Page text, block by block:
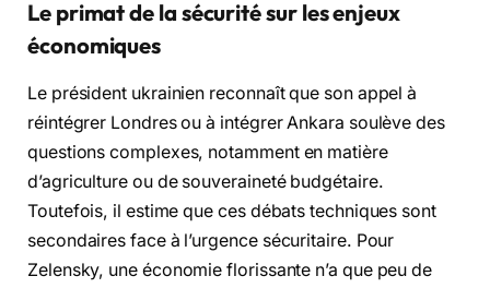
Le primat de la sécurité sur les enjeux
économiques
Le président ukrainien reconnaît que son appel à
réintégrer Londres ou à intégrer Ankara soulève des
questions complexes, notamment en matière
d’agriculture ou de souveraineté budgétaire.
Toutefois, il estime que ces débats techniques sont
secondaires face à l’urgence sécuritaire. Pour
Zelensky, une économie florissante n’a que peu de